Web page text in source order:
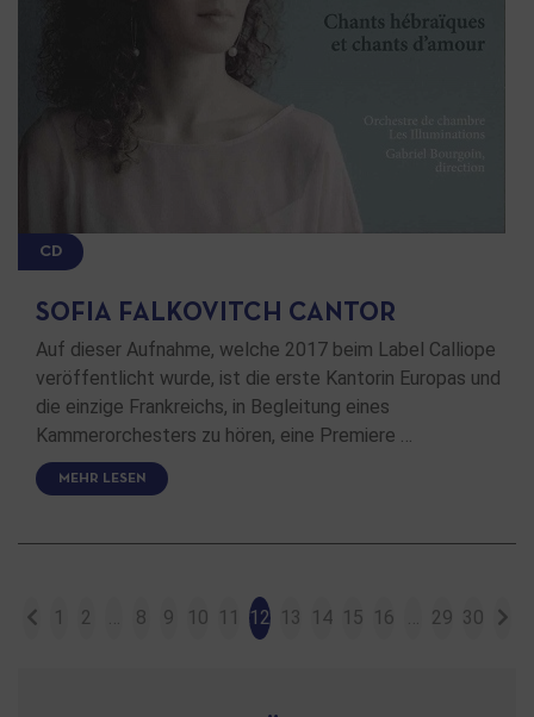
CD
SOFIA FALKOVITCH CANTOR
Auf dieser Aufnahme, welche 2017 beim Label Calliope
veröffentlicht wurde, ist die erste Kantorin Europas und
die einzige Frankreichs, in Begleitung eines
Kammerorchesters zu hören, eine Premiere …
MEHR LESEN
1 2 … 8 9 10 11 12 13 14 15 16 … 29 30